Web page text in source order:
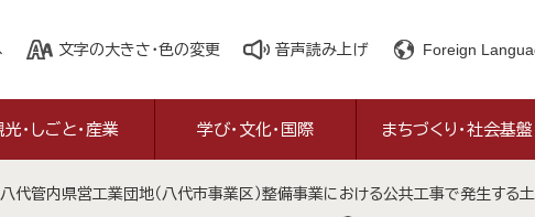
文字の大きさ・色の変更 音声読み上げ Foreign
光・しごと・産業 学び・文化・国際 まちづくり・社会基盤
八代管内県営工業団地（八代市事業区）整備事業における公共工事で発生する